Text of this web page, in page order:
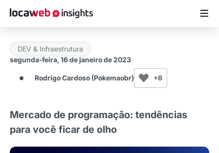
ARTIGOS
MATERIAIS GRATUITOS
ESTUDOS
DEV & Infraestrutura
segunda-feira, 16 de janeiro de 2023
Rodrigo Cardoso (Pokemaobr) +8
Mercado de programação: tendências
para você ficar de olho